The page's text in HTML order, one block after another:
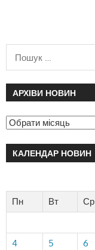
АРХІВИ НОВИН
КАЛЕНДАР НОВИН
Пн
Вт Ср
4
5 6